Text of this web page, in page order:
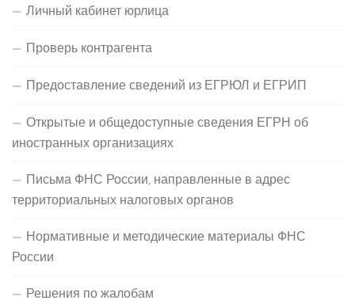
Личный кабинет юрлица
Проверь контрагента
Предоставление сведений из ЕГРЮЛ и ЕГРИП
Открытые и общедоступные сведения ЕГРН об
иностранных организациях
Письма ФНС России, направленные в адрес
территориальных налоговых органов
Нормативные и методические материалы ФНС
России
Решения по жалобам